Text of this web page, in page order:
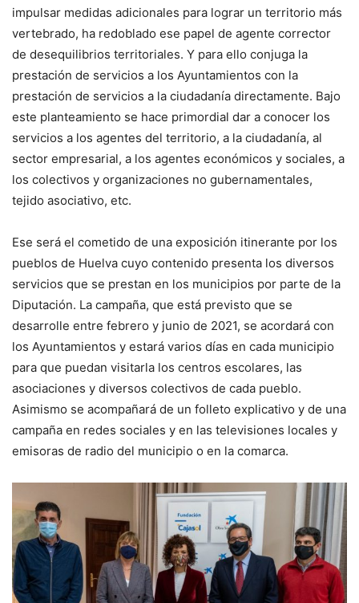
impulsar medidas adicionales para lograr un territorio más
vertebrado, ha redoblado ese papel de agente corrector
de desequilibrios territoriales. Y para ello conjuga la
prestación de servicios a los Ayuntamientos con la
prestación de servicios a la ciudadanía directamente. Bajo
este planteamiento se hace primordial dar a conocer los
servicios a los agentes del territorio, a la ciudadanía, al
sector empresarial, a los agentes económicos y sociales, a
los colectivos y organizaciones no gubernamentales,
tejido asociativo, etc.
Ese será el cometido de una exposición itinerante por los
pueblos de Huelva cuyo contenido presenta los diversos
servicios que se prestan en los municipios por parte de la
Diputación. La campaña, que está previsto que se
desarrolle entre febrero y junio de 2021, se acordará con
los Ayuntamientos y estará varios días en cada municipio
para que puedan visitarla los centros escolares, las
asociaciones y diversos colectivos de cada pueblo.
Asimismo se acompañará de un folleto explicativo y de una
campaña en redes sociales y en las televisiones locales y
emisoras de radio del municipio o en la comarca.